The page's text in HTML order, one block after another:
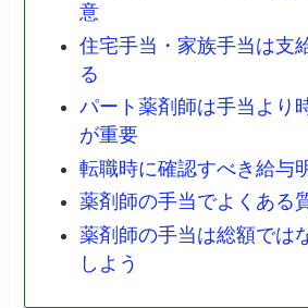
意
住宅手当・家族手当は支
る
パート薬剤師は手当より
が重要
転職時に確認すべき給与
薬剤師の手当でよくある
薬剤師の手当は総額では
しよう